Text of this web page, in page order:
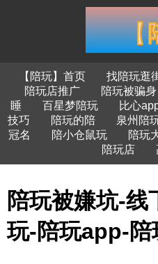
【陪玩】首页 找陪玩逛
陪玩店推广
陪玩被骗身
睡
百星梦陪玩 比心
技巧
陪玩的陪 泉州陪
冠名
陪小仓鼠玩 陪玩
陪玩店
陪玩被嫌坑-线
玩-陪玩app-陪